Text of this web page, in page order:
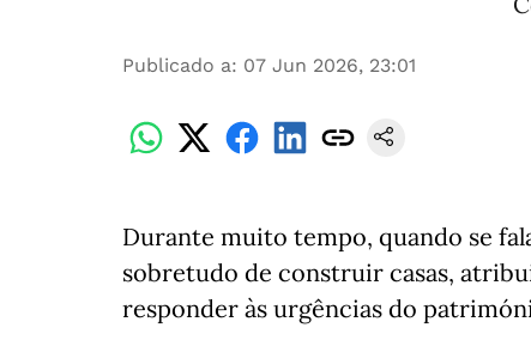
Publicado a: 07 Jun 2026, 23:01
Durante muito tempo, quando se
sobretudo de construir casas,
responder às urgências do